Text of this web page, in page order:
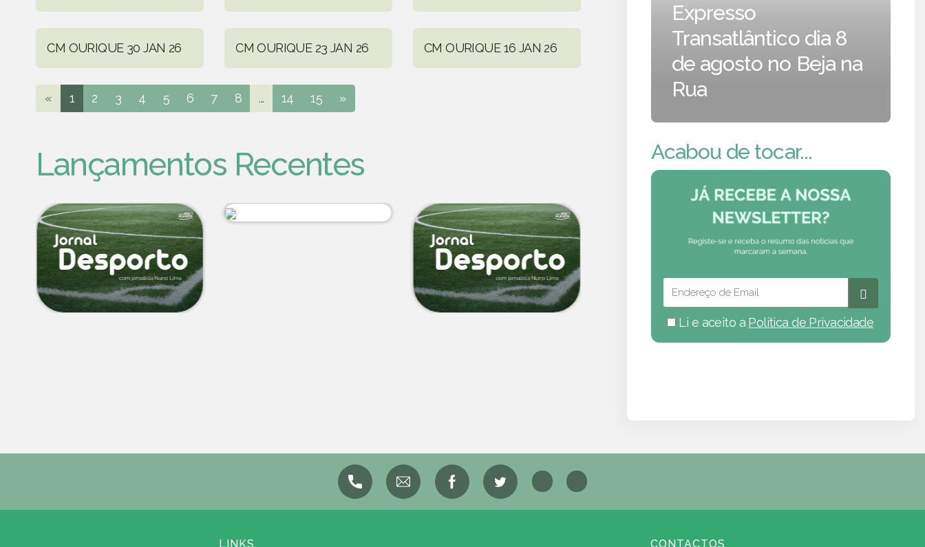
CM OURIQUE 30 JAN 26 CM OURIQUE 23 JAN 26 CM OURIQUE 16 JAN 26
« 1 2 3 4 5 6 7 8 ... 14 15 »
Lançamentos Recentes
Expresso
Transatlântico dia 8
de agosto no Beja na
Rua
Acabou de tocar...
Li e aceito a Política de Privacidade
LINKS CONTACTOS